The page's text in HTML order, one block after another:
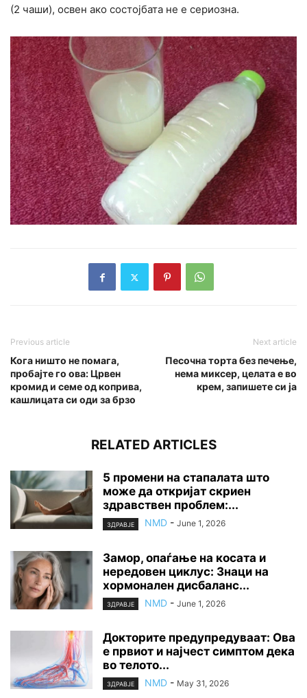
(2 чаши), освен ако состојбата не е cepиозна.
Previous article
Кога ништо не помага,
пробајте го ова: Црвен
кромид и семе од коприва,
кашлицата си оди за брзо
Next article
Песочна торта без печење,
нема миксер, целата е во
крем, запишете си ја
RELATED ARTICLES
5 промени на стапалата што
може да откријат скриен
здравствен проблем:...
ЗДРАВЈЕ NMD - June 1, 2026
Замор, опаѓање на косата и
нередовен циклус: Знаци на
хормонален дисбаланс...
ЗДРАВЈЕ NMD - June 1, 2026
Докторите предупредуваат: Ова
е првиот и најчест симптом дека
во телото...
ЗДРАВЈЕ NMD - May 31, 2026